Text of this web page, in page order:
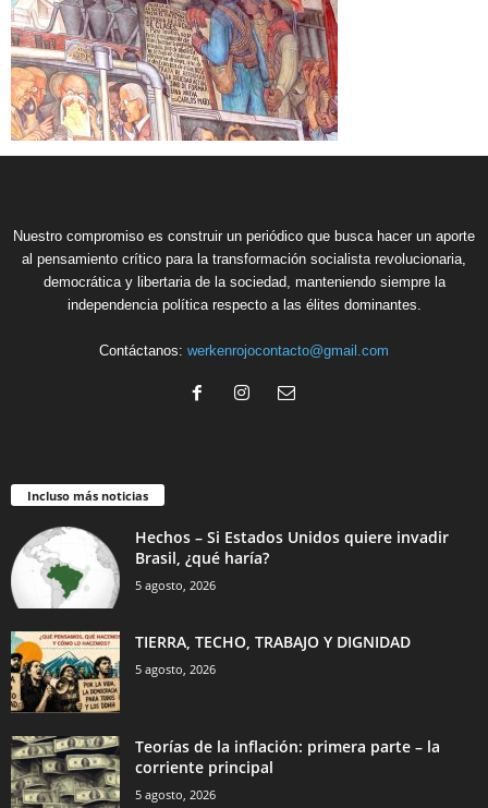
Nuestro compromiso es construir un periódico que busca hacer un aporte
al pensamiento crítico para la transformación socialista revolucionaria,
democrática y libertaria de la sociedad, manteniendo siempre la
independencia política respecto a las élites dominantes.
Contáctanos: werkenrojocontacto@gmail.com
Incluso más noticias
Hechos – Si Estados Unidos quiere invadir
Brasil, ¿qué haría?
5 agosto, 2026
TIERRA, TECHO, TRABAJO Y DIGNIDAD
5 agosto, 2026
Teorías de la inflación: primera parte – la
corriente principal
5 agosto, 2026